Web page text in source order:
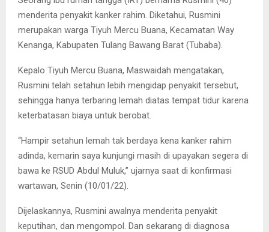
menderita penyakit kanker rahim. Diketahui, Rusmini
merupakan warga Tiyuh Mercu Buana, Kecamatan Way
Kenanga, Kabupaten Tulang Bawang Barat (Tubaba).
Kepalo Tiyuh Mercu Buana, Maswaidah mengatakan,
Rusmini telah setahun lebih mengidap penyakit tersebut,
sehingga hanya terbaring lemah diatas tempat tidur karena
keterbatasan biaya untuk berobat.
“Hampir setahun lemah tak berdaya kena kanker rahim
adinda, kemarin saya kunjungi masih di upayakan segera di
bawa ke RSUD Abdul Muluk,” ujarnya saat di konfirmasi
wartawan, Senin (10/01/22).
Dijelaskannya, Rusmini awalnya menderita penyakit
keputihan, dan mengompol. Dan sekarang di diagnosa